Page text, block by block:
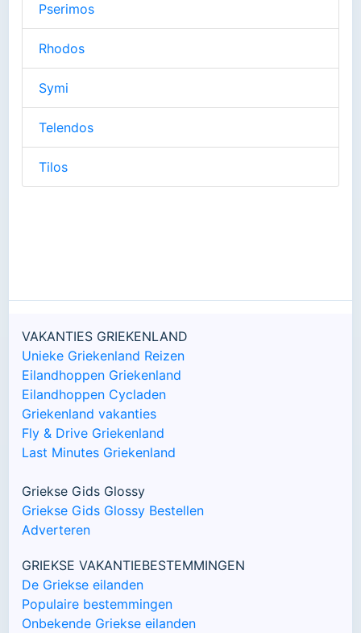
Pserimos
Rhodos
Symi
Telendos
Tilos
VAKANTIES GRIEKENLAND
Unieke Griekenland Reizen
Eilandhoppen Griekenland
Eilandhoppen Cycladen
Griekenland vakanties
Fly & Drive Griekenland
Last Minutes Griekenland
Griekse Gids Glossy
Griekse Gids Glossy Bestellen
Adverteren
GRIEKSE VAKANTIEBESTEMMINGEN
De Griekse eilanden
Populaire bestemmingen
Onbekende Griekse eilanden